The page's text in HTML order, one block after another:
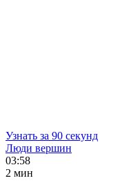
Узнать за 90 секунд
Люди вершин
03:58
2 мин